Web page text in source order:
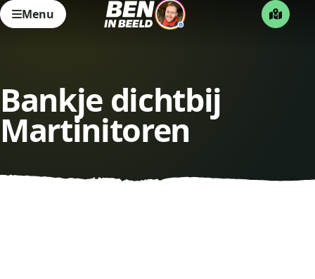
Menu
Bankje dichtbij
Martinitoren